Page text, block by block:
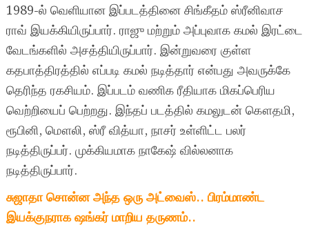
1989-ல் வெளியான இப்படத்தினை சிங்கீதம் ஸ்ரீனிவாச
ராவ் இயக்கியிருப்பார். ராஜு மற்றும் அப்புவாக கமல் இரட்டை
வேடங்களில் அசத்தியிருப்பார். இன்றுவரை குள்ள
கதபாத்திரத்தில் எப்படி கமல் நடித்தார் என்பது அவருக்கே
தெரிந்த ரகசியம். இப்படம் வணிக ரீதியாக மிகப்பெரிய
வெற்றியைப் பெற்றது. இந்தப் படத்தில் கமலுடன் கௌதமி,
ரூபினி, மௌலி, ஸ்ரீ வித்யா, நாசர் உள்ளிட்ட பலர்
நடித்திருப்பர். முக்கியமாக நாகேஷ் வில்லனாக
நடித்திருப்பார்.
சுஜாதா சொன்ன அந்த ஒரு அட்வைஸ்.. பிரம்மாண்ட
இயக்குநராக ஷங்கர் மாறிய தருணம்..